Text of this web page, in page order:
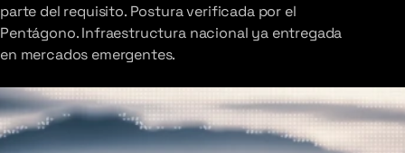
parte del requisito. Postura verificada por el
Pentágono. Infraestructura nacional ya entregada
en mercados emergentes.